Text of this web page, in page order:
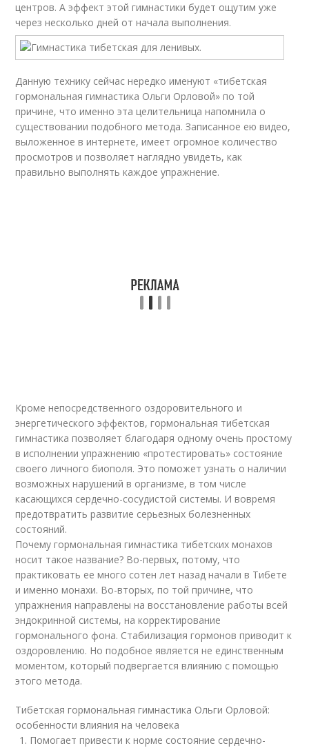
центров. А эффект этой гимнастики будет ощутим уже
через несколько дней от начала выполнения.
Данную технику сейчас нередко именуют «тибетская
гормональная гимнастика Ольги Орловой» по той
причине, что именно эта целительница напомнила о
существовании подобного метода. Записанное еювидео,
выложенное в интернете, имеет огромное количество
просмотров и позволяет наглядно увидеть, как
правильно выполнять каждое упражнение.
Кроме непосредственного оздоровительного и
энергетического эффектов, гормональная тибетская
гимнастика позволяет благодаря одному очень простому
в исполнении упражнению «протестировать» состояние
своего личного биополя. Это поможет узнать о наличии
возможных нарушений в организме, в том числе
касающихся сердечно-сосудистой системы. И вовремя
предотвратить развитие серьезных болезненных
состояний.
Почему гормональная гимнастика тибетских монахов
носит такое название? Во-первых, потому, что
практиковать ее много сотен лет назад начали в Тибете
и именно монахи. Во-вторых, по той причине, что
упражнения направлены на восстановление работы всей
эндокринной системы, на корректирование
гормонального фона. Стабилизация гормонов приводит к
оздоровлению. Но подобное является не единственным
моментом, который подвергается влиянию с помощью
этого метода.
Тибетская гормональная гимнастика Ольги Орловой:
особенности влияния на человека
Помогает привести к норме состояние сердечно-